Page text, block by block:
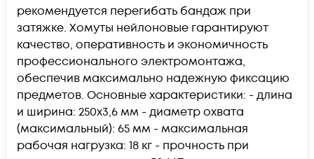
рекомендуется перегибать бандаж при
затяжке. Хомуты нейлоновые гарантируют
качество, оперативность и экономичность
профессионального электромонтажа,
обеспечив максимально надежную фиксацию
предметов. Основные характеристики: - длина
и ширина: 250х3,6 мм - диаметр охвата
(максимальный): 65 мм - максимальная
рабочая нагрузка: 18 кг - прочность при